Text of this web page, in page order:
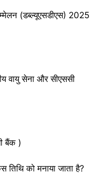
(डब्ल्यूएसडीएस) 2025
वायु सेना और सीएससी
बैंक )
तिथि को मनाया जाता है?